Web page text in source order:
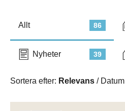
86
Allt
39
Nyheter
Sortera efter: Relevans / Datum